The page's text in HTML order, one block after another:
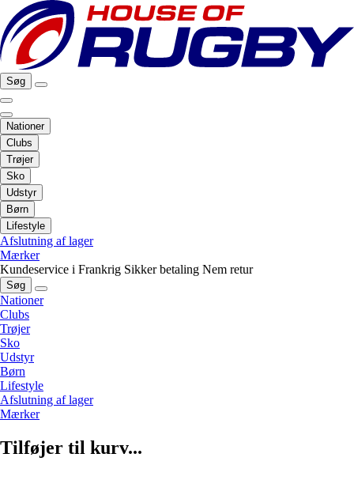
Søg
Nationer
Clubs
Trøjer
Sko
Udstyr
Børn
Lifestyle
Afslutning af lager
Mærker
Kundeservice i Frankrig Sikker betaling Nem retur
Søg
Nationer
Clubs
Trøjer
Sko
Udstyr
Børn
Lifestyle
Afslutning af lager
Mærker
Tilføjer til kurv...